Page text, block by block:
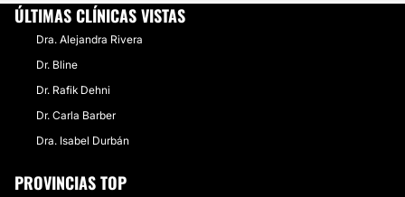
ÚLTIMAS CLÍNICAS VISTAS
Dra. Alejandra Rivera
Dr. Bline
Dr. Rafik Dehni
Dr. Carla Barber
Dra. Isabel Durbán
PROVINCIAS TOP